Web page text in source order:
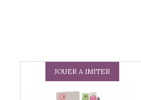
JOUER A IMITER